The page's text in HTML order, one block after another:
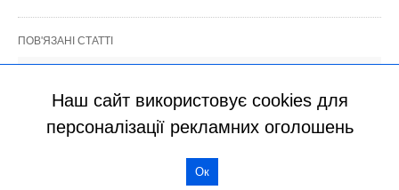
Наш сайт використовує cookies для
персоналізації рекламних оголошень
Ок